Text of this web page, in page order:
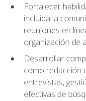
Fortalecer
incluida la
reuniones en
organización de
Desarrollar
como redacción
entrevistas,
efectivas de